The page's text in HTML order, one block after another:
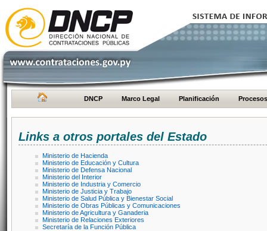
DNCP Marco Legal Planificación Procesos
Links a otros portales del Estado
Ministerio de Hacienda
Ministerio de Educación y Cultura
Ministerio de Defensa Nacional
Ministerio del Interior
Ministerio de Industria y Comercio
Ministerio de Justicia y Trabajo
Ministerio de Salud Pública y Bienestar Social
Ministerio de Obras Públicas y Comunicaciones
Ministerio de Agricultura y Ganaderia
Ministerio de Relaciones Exteriores
Secretaría de la Función Pública